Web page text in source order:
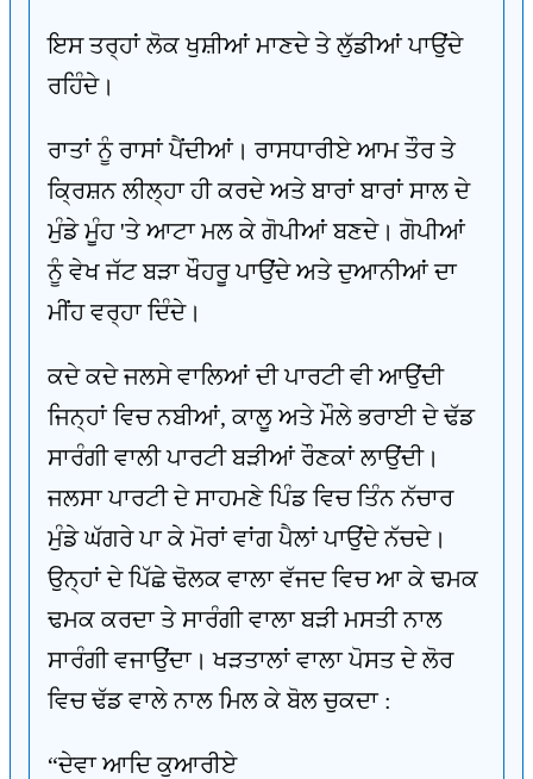
ਇਸ ਤਰ੍ਹਾਂ ਲੋਕ ਖੁਸ਼ੀਆਂ ਮਾਣਦੇ ਤੇ ਲੁੱਡੀਆਂ ਪਾਉਂਦੇ
ਰਹਿੰਦੇ।
ਰਾਤਾਂ ਨੂੰ ਰਾਸਾਂ ਪੈਂਦੀਆਂ। ਰਾਸਧਾਰੀਏ ਆਮ ਤੌਰ ਤੇ
ਕ੍ਰਿਸ਼ਨ ਲੀਲ੍ਹਾ ਹੀ ਕਰਦੇ ਅਤੇ ਬਾਰਾਂ ਬਾਰਾਂ ਸਾਲ ਦੇ
ਮੁੰਡੇ ਮੂੰਹ 'ਤੇ ਆਟਾ ਮਲ ਕੇ ਗੋਪੀਆਂ ਬਣਦੇ। ਗੋਪੀਆਂ
ਨੂੰ ਵੇਖ ਜੱਟ ਬੜਾ ਖੌਹਰੂ ਪਾਉਂਦੇ ਅਤੇ ਦੁਆਨੀਆਂ ਦਾ
ਮੀਂਹ ਵਰ੍ਹਾ ਦਿੰਦੇ।
ਕਦੇ ਕਦੇ ਜਲਸੇ ਵਾਲਿਆਂ ਦੀ ਪਾਰਟੀ ਵੀ ਆਉਂਦੀ
ਜਿਨ੍ਹਾਂ ਵਿਚ ਨਬੀਆਂ, ਕਾਲੂ ਅਤੇ ਮੌਲੇ ਭਰਾਈ ਦੇ ਢੱਡ
ਸਾਰੰਗੀ ਵਾਲੀ ਪਾਰਟੀ ਬੜੀਆਂ ਰੌਣਕਾਂ ਲਾਉਂਦੀ।
ਜਲਸਾ ਪਾਰਟੀ ਦੇ ਸਾਹਮਣੇ ਪਿੰਡ ਵਿਚ ਤਿੰਨ ਨੱਚਾਰ
ਮੁੰਡੇ ਘੱਗਰੇ ਪਾ ਕੇ ਮੋਰਾਂ ਵਾਂਗ ਪੈਲਾਂ ਪਾਉਂਦੇ ਨੱਚਦੇ।
ਉਨ੍ਹਾਂ ਦੇ ਪਿੱਛੇ ਢੋਲਕ ਵਾਲਾ ਵੱਜਦ ਵਿਚ ਆ ਕੇ ਢਮਕ
ਢਮਕ ਕਰਦਾ ਤੇ ਸਾਰੰਗੀ ਵਾਲਾ ਬੜੀ ਮਸਤੀ ਨਾਲ
ਸਾਰੰਗੀ ਵਜਾਉਂਦਾ। ਖੜਤਾਲਾਂ ਵਾਲਾ ਪੋਸਤ ਦੇ ਲੋਰ
ਵਿਚ ਢੱਡ ਵਾਲੇ ਨਾਲ ਮਿਲ ਕੇ ਬੋਲ ਚੁਕਦਾ :
“ਦੇਵਾ ਆਦਿ ਕੁਆਰੀਏ